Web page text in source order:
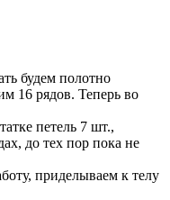
будем полотно
16 рядов. Теперь во
петель 7 шт.,
до тех пор пока не
приделываем к телу